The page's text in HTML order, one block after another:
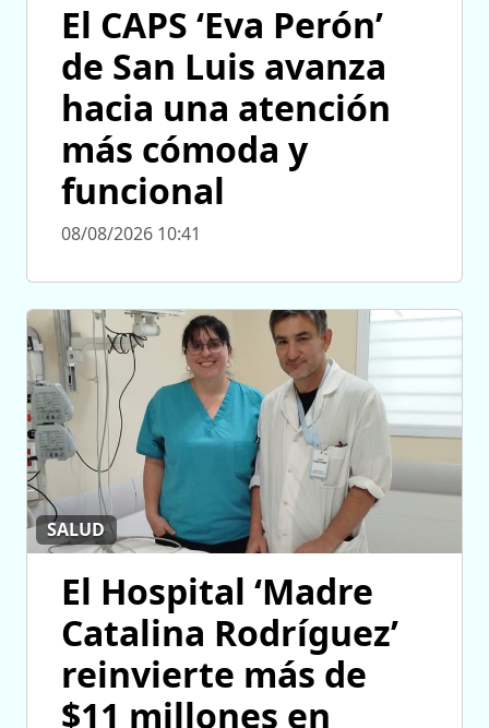
El CAPS ‘Eva Perón’
de San Luis avanza
hacia una atención
más cómoda y
funcional
08/08/2026 10:41
SALUD
El Hospital ‘Madre
Catalina Rodríguez’
reinvierte más de
$11 millones en